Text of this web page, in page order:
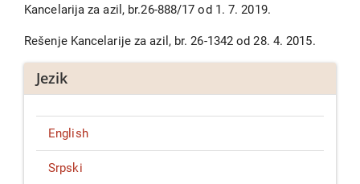
Kancelarija za azil, br.26-888/17 od 1. 7. 2019.
Rešenje Kancelarije za azil, br. 26-1342 od 28. 4. 2015.
Jezik
English
Srpski